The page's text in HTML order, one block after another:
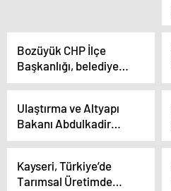
Bozüyük CHP İlçe
Başkanlığı, belediye
meclis üyesi ve il genel
tanıttı
Ulaştırma ve Altyapı
Bakanı Abdulkadir
Uraloğlu, Sirkeci-
Sistem ve Yaya Odaklı
Yeni Nesil Ulaşım
Kayseri, Türkiye’de
Tarımsal Üretimde